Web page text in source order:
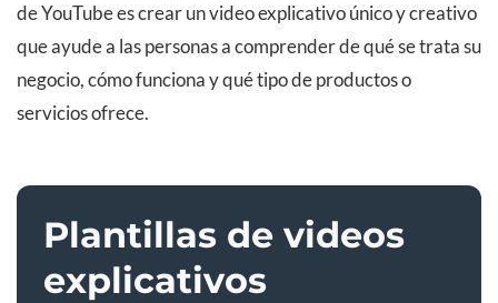
de YouTube es crear un video explicativo único y creativo
que ayude a las personas a comprender de qué se trata su
negocio, cómo funciona y qué tipo de productos o
servicios ofrece.
Plantillas de videos
explicativos